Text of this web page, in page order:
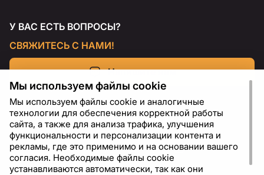
У ВАС ЕСТЬ ВОПРОСЫ?
СВЯЖИТЕСЬ С НАМИ!
Напишите нам
Мы используем файлы cookie
Мы используем файлы cookie и аналогичные
технологии для обеспечения корректной работы
сайта, а также для анализа трафика, улучшения
функциональности и персонализации контента и
рекламы, где это применимо и на основании вашего
согласия. Необходимые файлы cookie
устанавливаются автоматически, так как они